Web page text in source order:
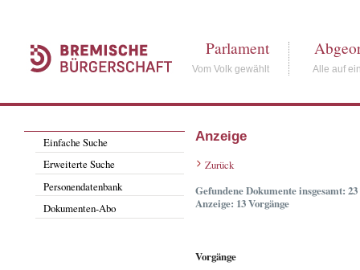
Parlament
Vom Volk gewählt Alle auf
Einfache Suche
Erweiterte Suche
Personendatenbank
Dokumenten-Abo
Anzeige
Zurück
Gefundene Dokumente insgesamt: 23
Anzeige: 13 Vorgänge
Vorgänge